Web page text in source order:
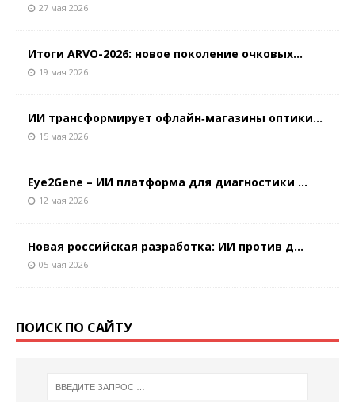
27 мая 2026
Итоги ARVO-2026: новое поколение очковых...
19 мая 2026
ИИ трансформирует офлайн‑магазины оптики...
15 мая 2026
Eye2Gene – ИИ платформа для диагностики ...
12 мая 2026
Новая российская разработка: ИИ против д...
05 мая 2026
ПОИСК ПО САЙТУ